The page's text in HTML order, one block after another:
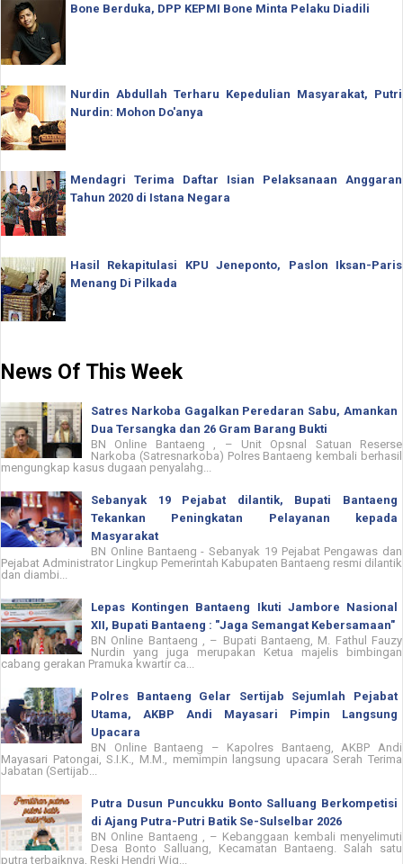
Bone Berduka, DPP KEPMI Bone Minta Pelaku Diadili
Nurdin Abdullah Terharu Kepedulian Masyarakat, Putri
Nurdin: Mohon Do'anya
Mendagri Terima Daftar Isian Pelaksanaan Anggaran
Tahun 2020 di Istana Negara
Hasil Rekapitulasi KPU Jeneponto, Paslon Iksan-Paris
Menang Di Pilkada
News Of This Week
Satres Narkoba Gagalkan Peredaran Sabu, Amankan
Dua Tersangka dan 26 Gram Barang Bukti
BN Online Bantaeng , – Unit Opsnal Satuan Reserse
Narkoba (Satresnarkoba) Polres Bantaeng kembali berhasil
mengungkap kasus dugaan penyalahg...
Sebanyak 19 Pejabat dilantik, Bupati Bantaeng
Tekankan Peningkatan Pelayanan kepada
Masyarakat
BN Online Bantaeng - Sebanyak 19 Pejabat Pengawas dan
Pejabat Administrator Lingkup Pemerintah Kabupaten Bantaeng resmi dilantik
dan diambi...
Lepas Kontingen Bantaeng Ikuti Jambore Nasional
XII, Bupati Bantaeng : "Jaga Semangat Kebersamaan"
BN Online Bantaeng , – Bupati Bantaeng, M. Fathul Fauzy
Nurdin yang juga merupakan Ketua majelis bimbingan
cabang gerakan Pramuka kwartir ca...
Polres Bantaeng Gelar Sertijab Sejumlah Pejabat
Utama, AKBP Andi Mayasari Pimpin Langsung
Upacara
BN Online Bantaeng – Kapolres Bantaeng, AKBP Andi
Mayasari Patongai, S.I.K., M.M., memimpin langsung upacara Serah Terima
Jabatan (Sertijab...
Putra Dusun Puncukku Bonto Salluang Berkompetisi
di Ajang Putra-Putri Batik Se-Sulselbar 2026
BN Online Bantaeng , – Kebanggaan kembali menyelimuti
Desa Bonto Salluang, Kecamatan Bantaeng. Salah satu
putra terbaiknya, Reski Hendri Wig...